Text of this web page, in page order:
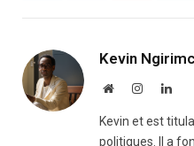
Kevin
WebsiteInstagram
Kevin et est
politiques. Il a